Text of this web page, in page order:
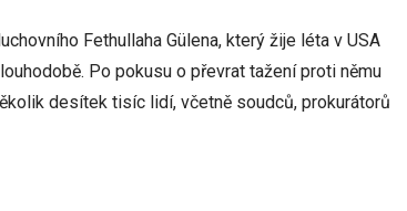
Fethullaha Gülena, který žije léta v USA
Po pokusu o převrat tažení proti němu
desítek tisíc lidí, včetně soudců, prokurátorů